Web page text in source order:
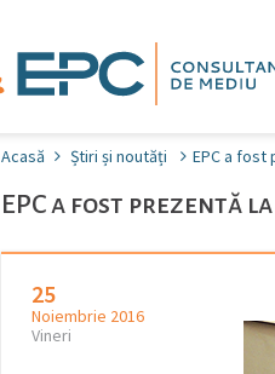
Acasă Știri și noutăți EPC a fost
EPC a fost prezentă
25
Noiembrie 2016
Vineri